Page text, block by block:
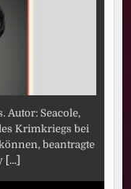
Autor: Seacole,
Krimkriegs bei
beantragte
[...]